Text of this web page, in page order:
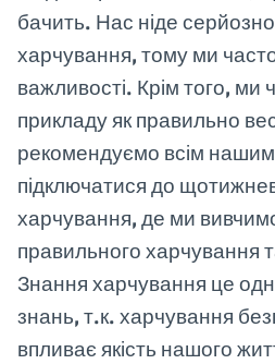
бачить. Нас ніде
харчування, тому ми
важливості. Крім того, ми
прикладу як правильно
рекомендуємо всім нашим
підключатися до
харчування, де ми
правильного харчування
Знання харчування це
знань, т.к. харчування
впливає якість нашого